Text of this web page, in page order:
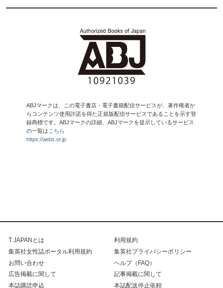
ABJマークは、この電子書店・電子書籍配信サービスが、著作権者か
らコンテンツ使用許諾を得た正規版配信サービスであることを示す登
録商標です。ABJマークの詳細、ABJマークを提示しているサービス
の一覧は こちら
https://aebs.or.jp
T JAPANとは
利用規約
集英社女性誌ポータル利用規約
集英社プライバシーポリシー
お問い合わせ
ヘルプ（FAQ）
広告掲載に関して
記事掲載に関して
本誌購読申込
本誌配送停止依頼